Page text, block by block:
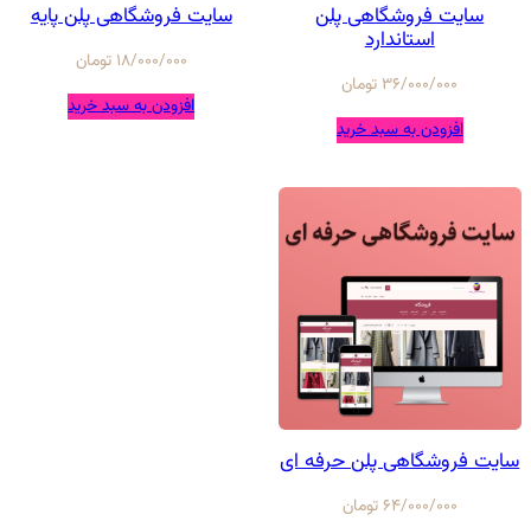
سایت فروشگاهی پلن
استاندارد
36/000/000 تومان
افزودن به سبد خرید
سایت فروشگاهی پلن پایه
18/000/000 تومان
افزودن به سبد خرید
سایت فروشگاهی پلن حرفه ای
64/000/000 تومان